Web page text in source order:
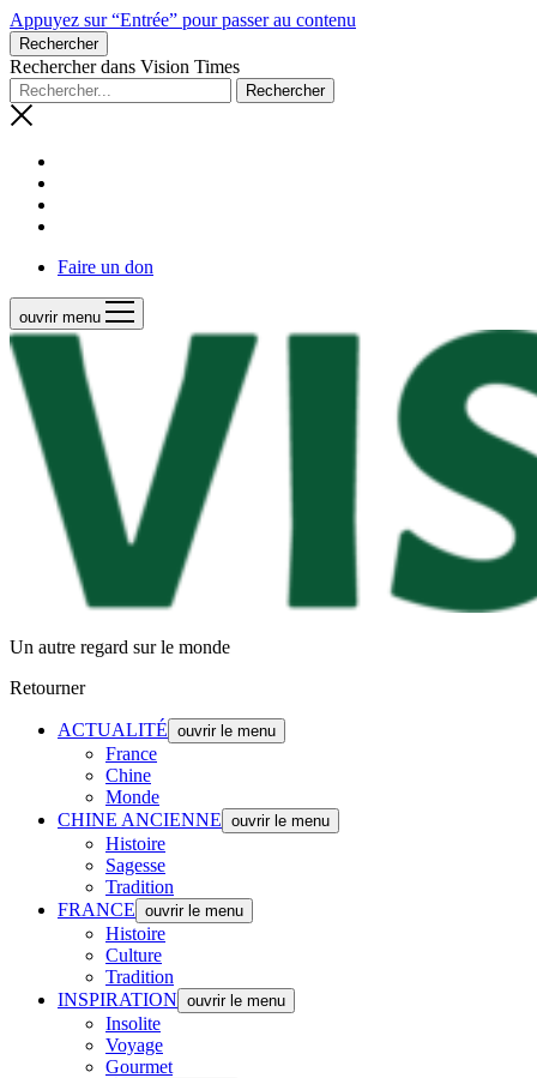
Appuyez sur “Entrée” pour passer au contenu
Rechercher
Rechercher dans Vision Times
Faire un don
ouvrir menu
Un autre regard sur le monde
Retourner
ACTUALITÉ ouvrir le menu
France
Chine
Monde
CHINE ANCIENNE ouvrir le menu
Histoire
Sagesse
Tradition
FRANCE ouvrir le menu
Histoire
Culture
Tradition
INSPIRATION ouvrir le menu
Insolite
Voyage
Gourmet